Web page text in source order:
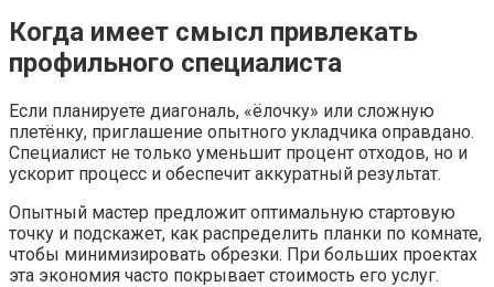
Когда имеет смысл привлекать
профильного специалиста
Если планируете диагональ, «ёлочку» или сложную
плетёнку, приглашение опытного укладчика оправдано.
Специалист не только уменьшит процент отходов, но и
ускорит процесс и обеспечит аккуратный результат.
Опытный мастер предложит оптимальную стартовую
точку и подскажет, как распределить планки по комнате,
чтобы минимизировать обрезки. При больших проектах
эта экономия часто покрывает стоимость его услуг.